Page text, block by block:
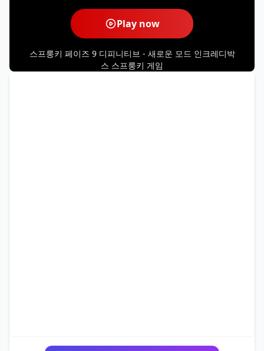
Play now
스프룽키 페이즈 9 디피니티브 - 새로운 모드 인크레디박
스 스프룽키 게임